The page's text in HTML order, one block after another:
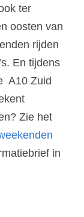
ter
oosten van
rijden
En tijdens
A10 Zuid
Zie het
in